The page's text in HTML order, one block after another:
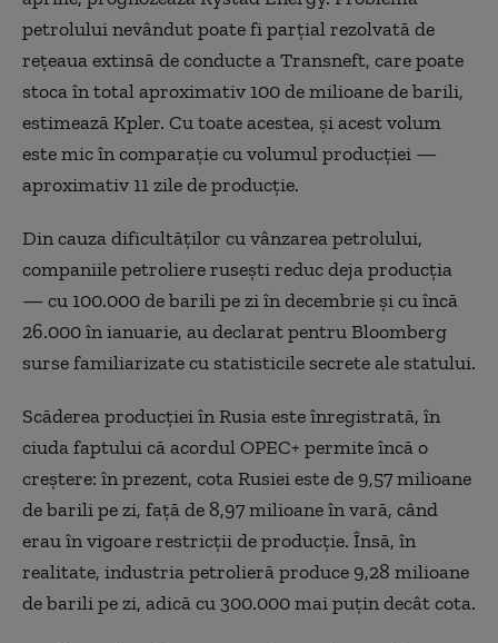
petrolului nevândut poate fi parțial rezolvată de
rețeaua extinsă de conducte a Transneft, care poate
stoca în total aproximativ 100 de milioane de barili,
estimează Kpler. Cu toate acestea, și acest volum
este mic în comparație cu volumul producției —
aproximativ 11 zile de producție.
Din cauza dificultăților cu vânzarea petrolului,
companiile petroliere rusești reduc deja producția
— cu 100.000 de barili pe zi în decembrie și cu încă
26.000 în ianuarie, au declarat pentru Bloomberg
surse familiarizate cu statisticile secrete ale statului.
Scăderea producției în Rusia este înregistrată, în
ciuda faptului că acordul OPEC+ permite încă o
creștere: în prezent, cota Rusiei este de 9,57 milioane
de barili pe zi, față de 8,97 milioane în vară, când
erau în vigoare restricții de producție. Însă, în
realitate, industria petrolieră produce 9,28 milioane
de barili pe zi, adică cu 300.000 mai puțin decât cota.